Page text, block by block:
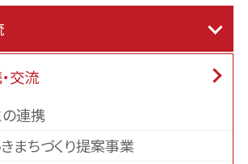
交流
連携
まちづくり提案事業